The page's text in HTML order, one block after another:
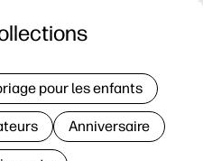
pour les enfants
Anniversaire